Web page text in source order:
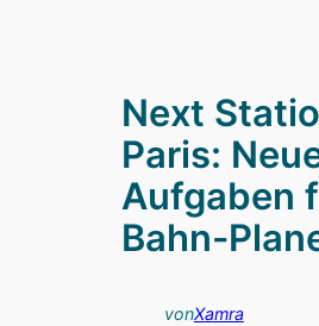
Next
Paris:
Aufgaben
Bahn-
vonXamra